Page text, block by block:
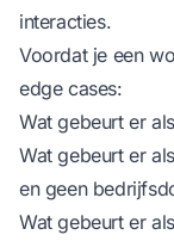
interacties.
Voordat je een
edge cases:
Wat gebeurt er
Wat gebeurt er
en geen
Wat gebeurt er